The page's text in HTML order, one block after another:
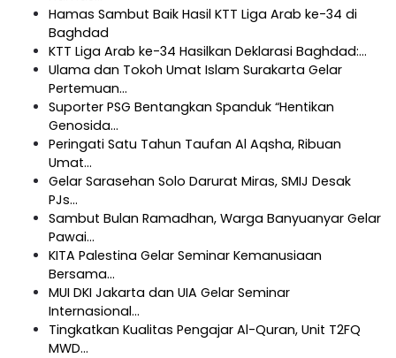
Hamas Sambut Baik Hasil KTT Liga Arab ke-34 di
Baghdad
KTT Liga Arab ke-34 Hasilkan Deklarasi Baghdad:…
Ulama dan Tokoh Umat Islam Surakarta Gelar
Pertemuan…
Suporter PSG Bentangkan Spanduk “Hentikan
Genosida…
Peringati Satu Tahun Taufan Al Aqsha, Ribuan
Umat…
Gelar Sarasehan Solo Darurat Miras, SMIJ Desak
PJs…
Sambut Bulan Ramadhan, Warga Banyuanyar Gelar
Pawai…
KITA Palestina Gelar Seminar Kemanusiaan
Bersama…
MUI DKI Jakarta dan UIA Gelar Seminar
Internasional…
Tingkatkan Kualitas Pengajar Al-Quran, Unit T2FQ
MWD…